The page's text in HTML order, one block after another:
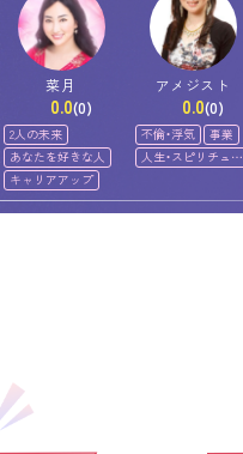
菜月
0.0(0)
2人の未来
あなたを好きな人
キャリアアップ
アメジスト
0.0(0)
不倫・浮気
事業
人生・スピリチュア
ル